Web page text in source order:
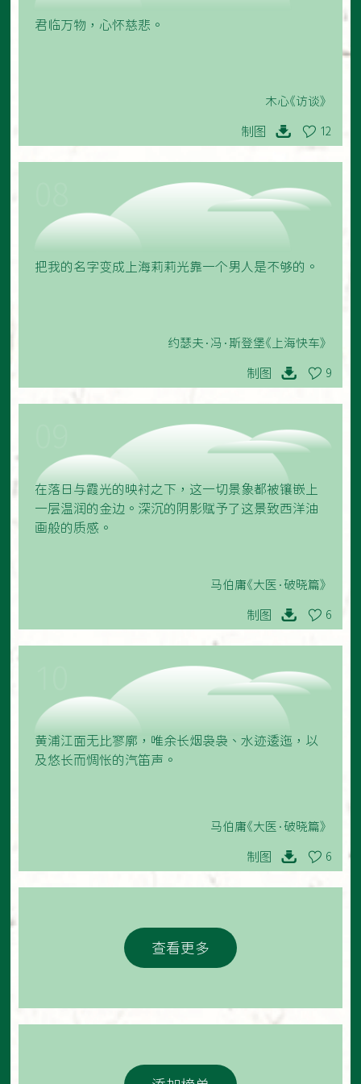
君临万物，心怀慈悲。
木心《访谈》
制图 12
把我的名字变成上海莉莉光靠一个男人是不够的。
约瑟夫·冯·斯登堡《上海快车》
制图 9
在落日与霞光的映衬之下，这一切景象都被镶嵌上
一层温润的金边。深沉的阴影赋予了这景致西洋油
画般的质感。
马伯庸《大医·破晓篇》
制图 6
黄浦江面无比寥廓，唯余长烟袅袅、水迹逶迤，以
及悠长而惆怅的汽笛声。
马伯庸《大医·破晓篇》
制图 6
查看更多